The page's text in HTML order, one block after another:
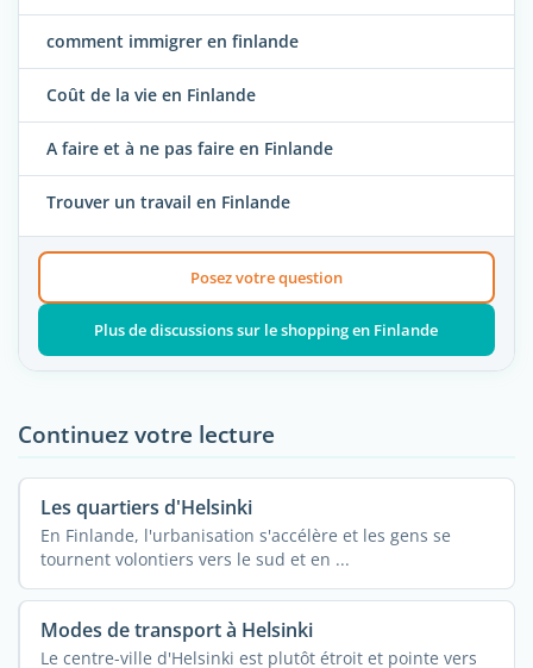
comment immigrer en finlande
Coût de la vie en Finlande
A faire et à ne pas faire en Finlande
Trouver un travail en Finlande
Posez votre question
Plus de discussions sur le shopping en Finlande
Continuez votre lecture
Les quartiers d'Helsinki
En Finlande, l'urbanisation s'accélère et les gens se
tournent volontiers vers le sud et en ...
Modes de transport à Helsinki
Le centre-ville d'Helsinki est plutôt étroit et pointe vers